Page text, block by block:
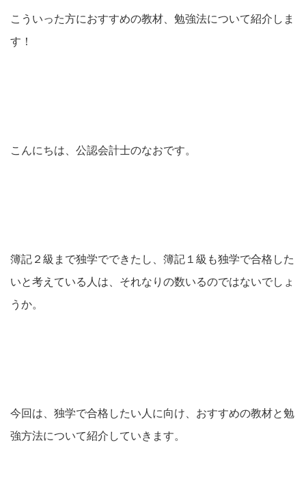
こういった方におすすめの教材、勉強法について紹介しま
す！
こんにちは、公認会計士のなおです。
簿記２級まで独学でできたし、簿記１級も独学で合格した
いと考えている人は、それなりの数いるのではないでしょ
うか。
今回は、独学で合格したい人に向け、おすすめの教材と勉
強方法について紹介していきます。